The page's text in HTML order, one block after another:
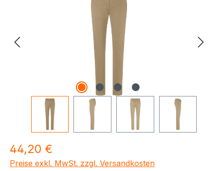
Regulärer Preis:
44,20 €
Preise exkl. MwSt. zzgl. Versandkosten